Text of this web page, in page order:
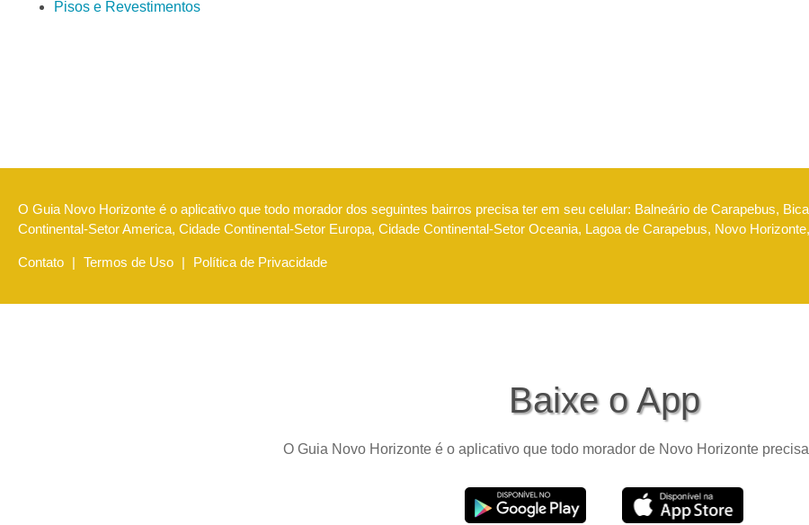
Pisos e Revestimentos
O Guia Novo Horizonte é o aplicativo que todo morador dos seguintes bairros precisa ter em seu celular: Balneário de Carapebus,
Continental-Setor America, Cidade Continental-Setor Europa, Cidade Continental-Setor Oceania, Lagoa de Carapebus, Novo
Contato | Termos de Uso | Política de Privacidade
Baixe o App
O Guia Novo Horizonte é o aplicativo que todo morador de Novo Horizonte